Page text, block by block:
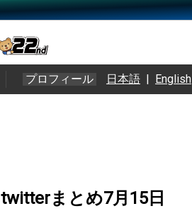
プロフィール 日本語 | English
twitterまとめ7月15日